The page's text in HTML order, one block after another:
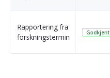
Rapportering fra
forskningstermin
Godkjent